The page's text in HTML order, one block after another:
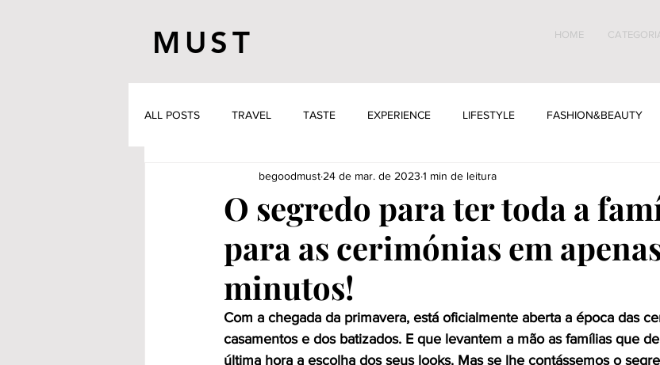
MUST HOME
ALL POSTS TRAVEL TASTE EXPERIENCE LIFESTYLE FASHION&BEAUTY
O segredo para ter toda a
para as cerimónias em
minutos!
begoodmust 24 de mar. de 2023 1 min de leitura
Com a chegada da primavera, está oficialmente aberta a época das
casamentos e dos batizados. E que levantem a mão as famílias que
última hora a escolha dos seus looks. Mas se lhe contássemos o